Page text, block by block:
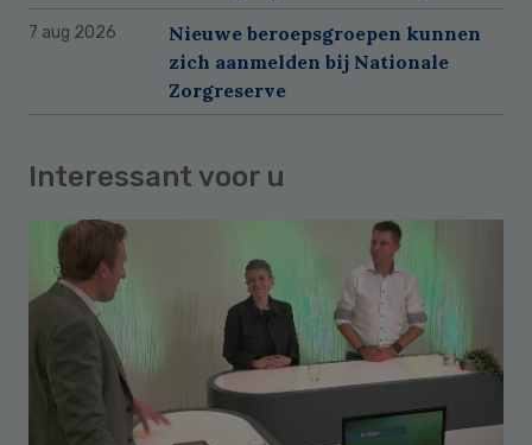
7 aug 2026
Nieuwe beroepsgroepen kunnen
zich aanmelden bij Nationale
Zorgreserve
Interessant voor u